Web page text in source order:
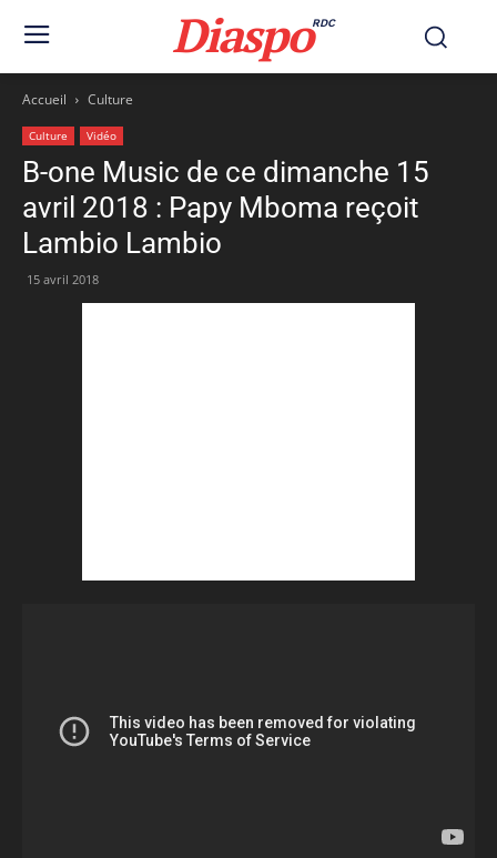
DiaspoRDC
Accueil Culture
Culture Vidéo
B-one Music de ce dimanche 15
avril 2018 : Papy Mboma reçoit
Lambio Lambio
15 avril 2018